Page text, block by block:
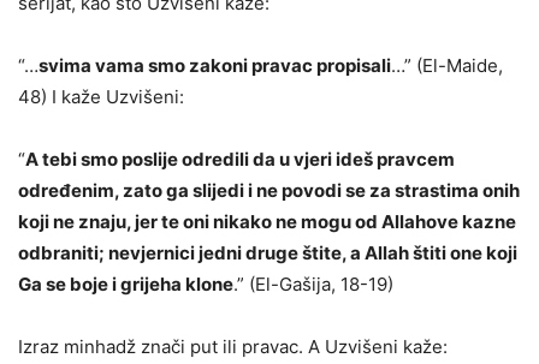
“…svima vama smo zakoni pravac propisali…” (El-Maide,
48) I kaže Uzvišeni:
“A tebi smo poslije odredili da u vjeri ideš pravcem
određenim, zato ga slijedi i ne povodi se za strastima onih
koji ne znaju, jer te oni nikako ne mogu od Allahove kazne
odbraniti; nevjernici jedni druge štite, a Allah štiti one koji
Ga se boje i grijeha klone.” (El-Gašija, 18-19)
Izraz minhadž znači put ili pravac. A Uzvišeni kaže: